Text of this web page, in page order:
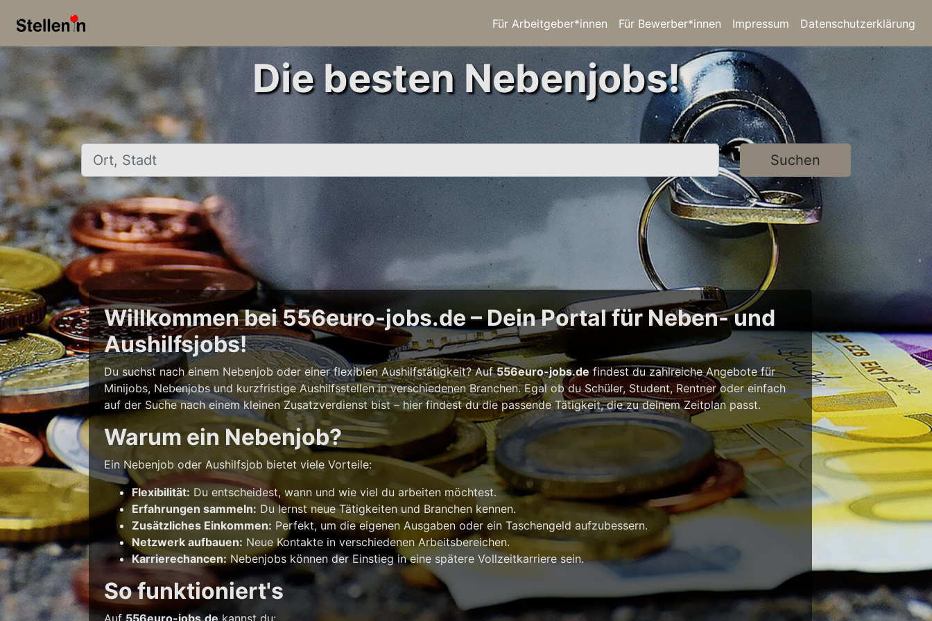
Für Arbeitgeber*innen Für Bewerber*innen Impressum Datenschutzerklärung
Die besten Nebenjobs!
Ort, Stadt Suchen
Willkommen bei 556euro-jobs.de – Dein Portal für Neben- und
Aushilfsjobs!
Du suchst nach einem Nebenjob oder einer flexiblen Aushilfstätigkeit? Auf556euro-jobs.defindest du zahlreiche Angebote für
Minijobs, Nebenjobs und kurzfristige Aushilfsstellen in verschiedenen Branchen. Egal ob du Schüler, Student, Rentner oder einfach
auf der Suche nach einem kleinen Zusatzverdienst bist – hier findest du die passende Tätigkeit, die zu deinem Zeitplan passt.
Warum ein Nebenjob?
Ein Nebenjob oder Aushilfsjob bietet viele Vorteile:
Flexibilität: Du entscheidest, wann und wie viel du arbeiten möchtest.
Erfahrungen sammeln: Du lernst neue Tätigkeiten und Branchen kennen.
Zusätzliches Einkommen: Perfekt, um die eigenen Ausgaben oder ein Taschengeld aufzubessern.
Netzwerk aufbauen: Neue Kontakte in verschiedenen Arbeitsbereichen.
Karrierechancen:Nebenjobs können der Einstieg in eine spätere Vollzeitkarriere sein.
So funktioniert's